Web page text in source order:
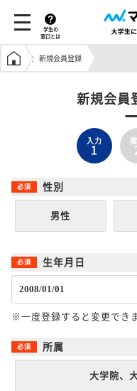
学生の
窓口とは
学生の窓口トップ
新規会員登録
新規会員
入力
1
性別
男性
生年月日
※一度登録すると変更でき
所属
大学院、